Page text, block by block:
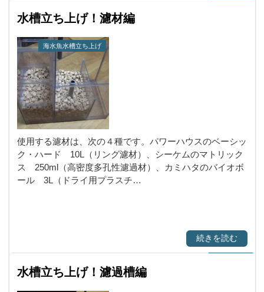
水槽立ち上げ！濾材編
海水魚水槽立ち上げ
使用する濾材は、次の４種です。パワーハウスのベーシッ
ク・ハード 10L（リング濾材）、シーケムのマトリック
ス 250ml（高密度多孔性濾過材）、カミハタのバイオボ
ール 3L（ドライ用プラスチ…
続きを読む
水槽立ち上げ！濾過槽編